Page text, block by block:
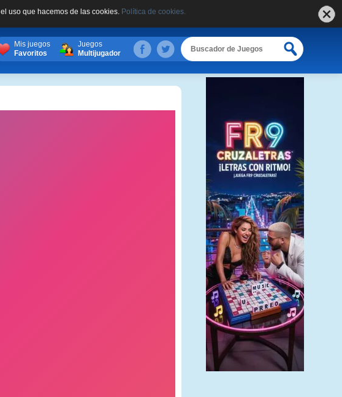
uso que hacemos de las cookies. Política de cookies.
Mis juegos
Favoritos
Juegos
Multijugador